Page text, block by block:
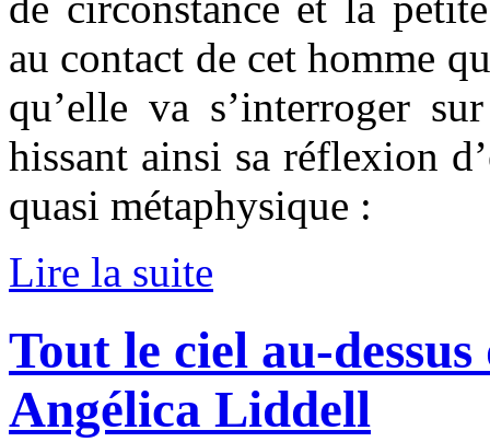
au contact de cet homme
qu’elle va s’interroger
hissant ainsi sa réflexion
quasi métaphysique :
Lire la suite
Tout le ciel au-
Angélica Liddell